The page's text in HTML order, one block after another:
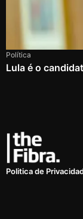
Política
Lula é o
Politica de